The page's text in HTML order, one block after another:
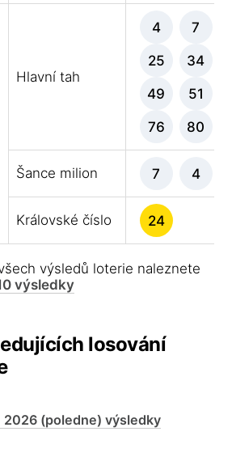
Hlavní tah
4 7
25 34
49 51
76 80
Šance milion 7 4
Královské číslo 24
výsledů loterie naleznete
výsledky
losování
2026 (poledne) výsledky